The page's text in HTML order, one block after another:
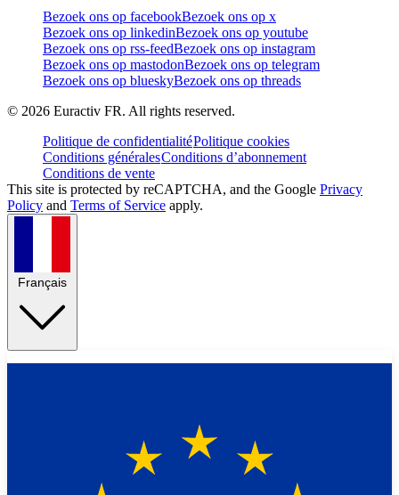
Bezoek ons op facebookBezoek ons op x
Bezoek ons op linkedinBezoek ons op youtube
Bezoek ons op rss-feedBezoek ons op instagram
Bezoek ons op mastodonBezoek ons op telegram
Bezoek ons op blueskyBezoek ons op threads
© 2026 Euractiv FR. All rights reserved.
Politique de confidentialitéPolitique cookies
Conditions généralesConditions d’abonnement
Conditions de vente
This site is protected by reCAPTCHA, and the Google Privacy
Policy and Terms of Service apply.
Français